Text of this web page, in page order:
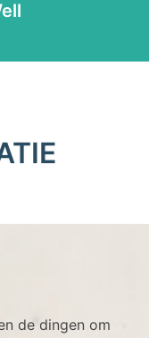
de dingen om